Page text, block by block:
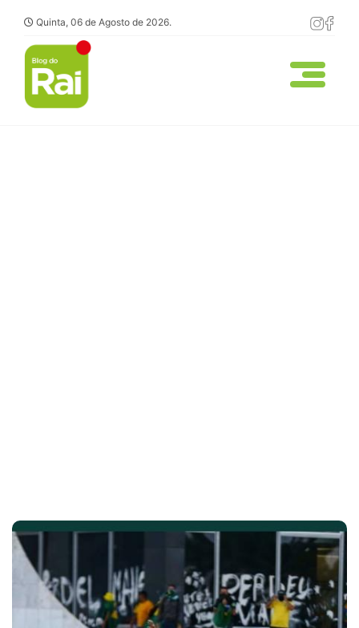
Quinta, 06 de Agosto de 2026.